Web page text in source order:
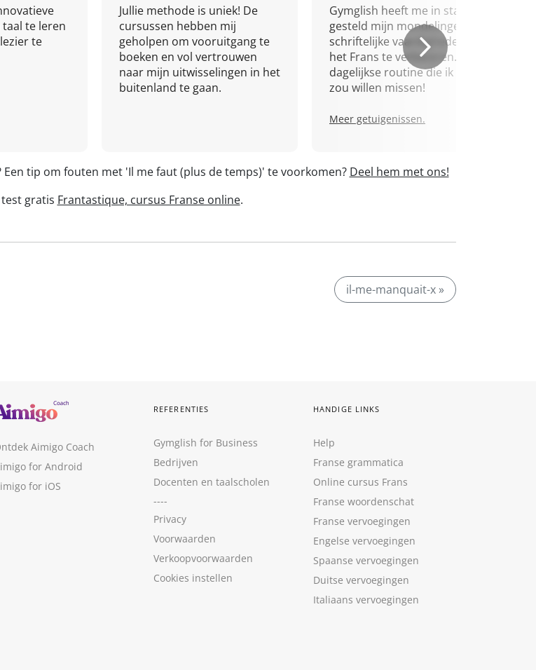
te leren
te
Jullie methode is uniek! De
cursussen hebben mij
geholpen om vooruitgang te
boeken en vol vertrouwen
naar mijn uitwisselingen in het
buitenland te gaan.
Gymglish heeft me in staat
gesteld mijn mondelinge en
schriftelijke vaardigheden in
het Frans te verbeteren. Een
dagelijkse routine die ik niet
zou willen missen!
Meer getuigenissen.
tip om fouten met 'Il me faut (plus de temps)' te voorkomen? Deel hem met ons!
gratis Frantastique, cursus Franse online.
il-me-manquait-x »
Aimigo Coach
for Android
for iOS
REFERENTIES
Gymglish for Business
Bedrijven
Docenten en taalscholen
----
Privacy
Voorwaarden
Verkoopvoorwaarden
Cookies instellen
HANDIGE LINKS
Help
Franse grammatica
Online cursus Frans
Franse woordenschat
Franse vervoegingen
Engelse vervoegingen
Spaanse vervoegingen
Duitse vervoegingen
Italiaans vervoegingen